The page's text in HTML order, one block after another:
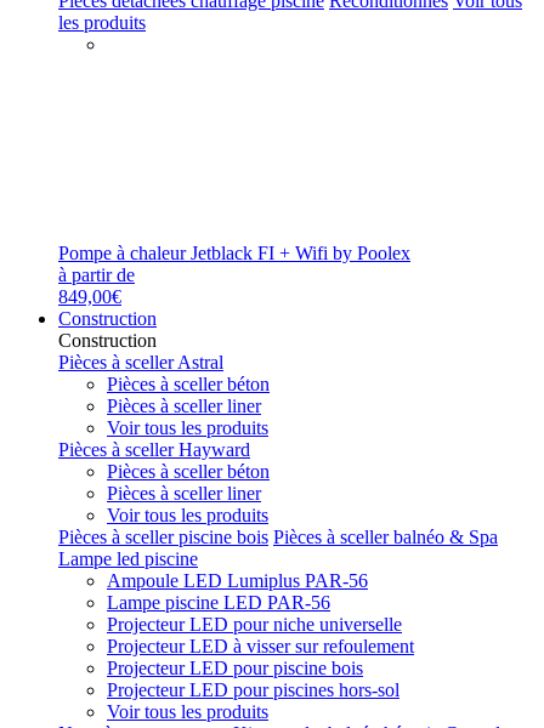
les produits
Pompe à chaleur Jetblack FI + Wifi by Poolex
à partir de
849,00€
Construction
Construction
Pièces à sceller Astral
Pièces à sceller béton
Pièces à sceller liner
Voir tous les produits
Pièces à sceller Hayward
Pièces à sceller béton
Pièces à sceller liner
Voir tous les produits
Pièces à sceller piscine bois Pièces à sceller balnéo & Spa
Lampe led piscine
Ampoule LED Lumiplus PAR-56
Lampe piscine LED PAR-56
Projecteur LED pour niche universelle
Projecteur LED à visser sur refoulement
Projecteur LED pour piscine bois
Projecteur LED pour piscines hors-sol
Voir tous les produits